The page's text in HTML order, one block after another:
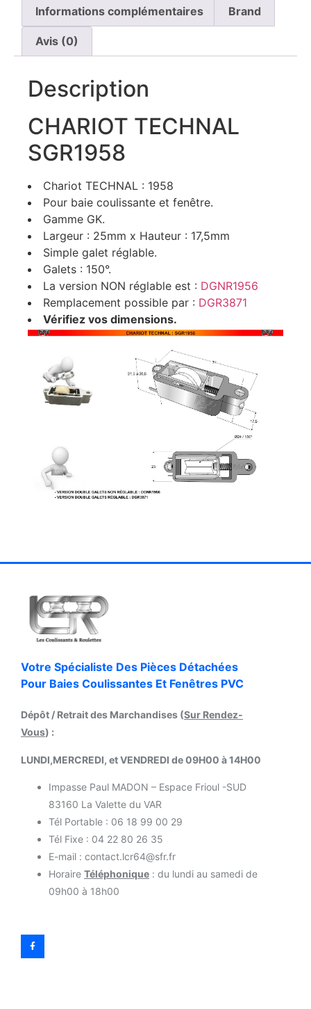
Informations complémentaires Brand
Avis (0)
Description
CHARIOT TECHNAL
SGR1958
Chariot TECHNAL : 1958
Pour baie coulissante et fenêtre.
Gamme GK.
Largeur : 25mm x Hauteur : 17,5mm
Simple galet réglable.
Galets : 150°.
La version NON réglable est : DGNR1956
Remplacement possible par : DGR3871
Vérifiez vos dimensions.
Votre Spécialiste Des Pièces Détachées
Pour Baies Coulissantes Et Fenêtres PVC
Dépôt / Retrait des Marchandises (Sur Rendez-
Vous) :
LUNDI,MERCREDI, et VENDREDI de 09H00 à 14H00
Impasse Paul MADON – Espace Frioul -SUD
83160 La Valette du VAR
Tél Portable : 06 18 99 00 29
Tél Fixe : 04 22 80 26 35
E-mail : contact.lcr64@sfr.fr
Horaire Téléphonique : du lundi au samedi de
09h00 à 18h00